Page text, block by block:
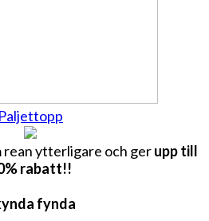
Paljettopp
rean ytterligare och gerupp till
rabatt!!
fynda